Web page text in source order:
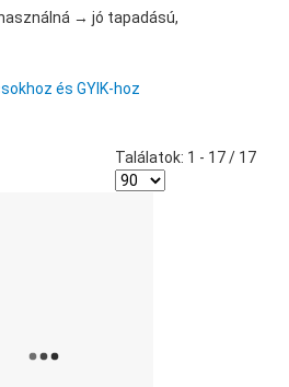
→ jó tapadású,
és GYIK-hoz
Találatok: 1 - 17 / 17